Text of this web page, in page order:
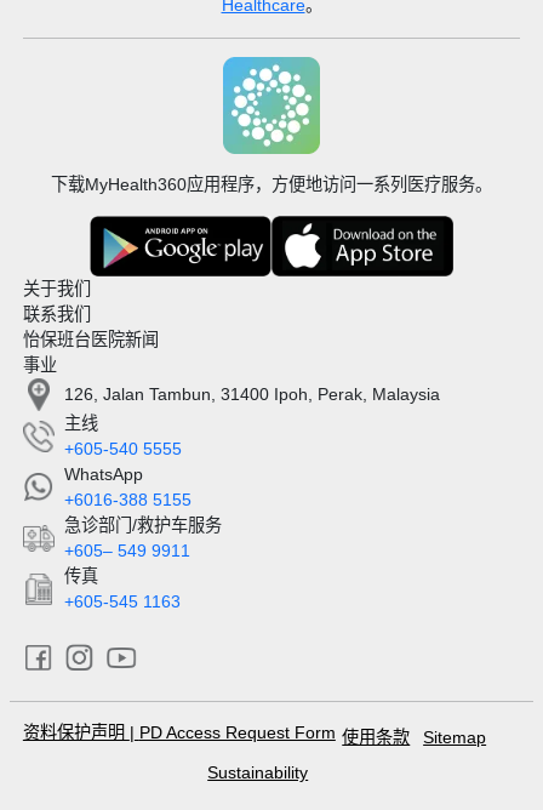
Healthcare。
下载MyHealth360应用程序，方便地访问一系列医疗服务。
关于我们
联系我们
怡保班台医院新闻
事业
126, Jalan Tambun, 31400 Ipoh, Perak, Malaysia
主线
+605-540 5555
WhatsApp
+6016-388 5155
急诊部门/救护车服务
+605– 549 9911
传真
+605-545 1163
资料保护声明 | PD Access Request Form 使用条款
Sitemap
Sustainability